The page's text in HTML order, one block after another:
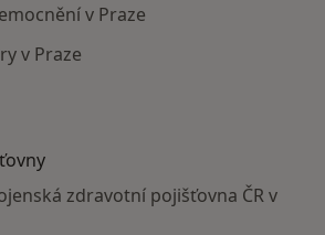
v Praze
v Praze
zdravotní pojišťovna ČR v